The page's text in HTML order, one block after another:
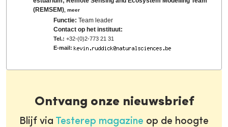
(REMSEM) ,meer
Functie:Team leader
Contact op het instituut:
Tel.: +32-(0)2-773 21 31
E-mail:
Ontvang onze nieuwsbrief
Blijf via Testerep magazine op de hoogte